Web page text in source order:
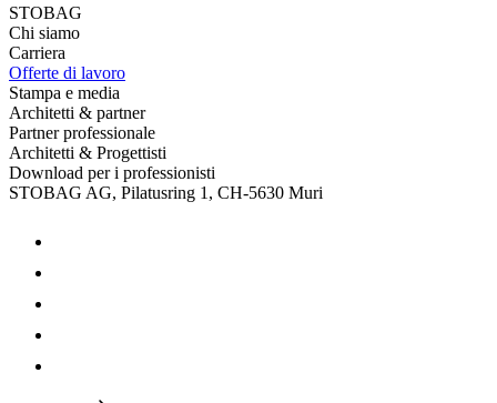
STOBAG
Chi siamo
Carriera
Offerte di lavoro
Stampa e media
Architetti & partner
Partner professionale
Architetti & Progettisti
Download per i professionisti
STOBAG AG, Pilatusring 1, CH-5630 Muri